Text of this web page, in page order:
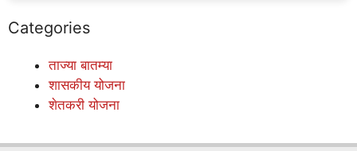
Categories
ताज्या बातम्या
शासकीय योजना
शेतकरी योजना